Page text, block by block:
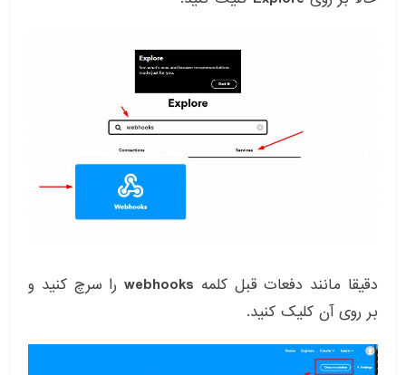
دقیقا مانند دفعات قبل کلمه webhooksرا سرچ کنید و
بر روی آن کلیک کنید.